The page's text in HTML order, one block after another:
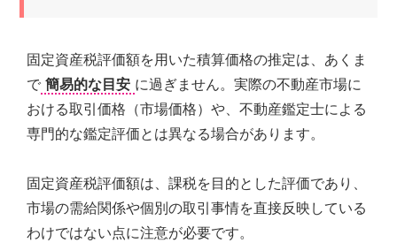
固定資産税評価額を用いた積算価格の推定は、あくま
で 簡易的な目安 に過ぎません。実際の不動産市場に
おける取引価格（市場価格）や、不動産鑑定士による
専門的な鑑定評価とは異なる場合があります。
固定資産税評価額は、課税を目的とした評価であり、
市場の需給関係や個別の取引事情を直接反映している
わけではない点に注意が必要です。